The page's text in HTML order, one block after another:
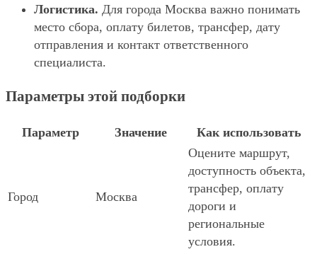
Логистика. Для города Москва важно понимать
место сбора, оплату билетов, трансфер, дату
отправления и контакт ответственного
специалиста.
Параметры этой подборки
Параметр Значение Как использовать
Город Москва
Оцените маршрут,
доступность объекта,
трансфер, оплату
дороги и
региональные
условия.